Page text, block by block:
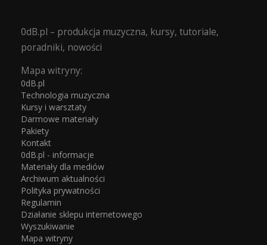
0dB.pl – produkcja muzyczna, kursy, tutoriale,
poradniki, nowości
Mapa witryny:
0dB.pl
Technologia muzyczna
Kursy i warsztaty
Darmowe materiały
Pakiety
Kontakt
0dB.pl - informacje
Materiały dla mediów
Archiwum aktualności
Polityka prywatności
Regulamin
Działanie sklepu internetowego
Wyszukiwanie
Mapa witryny